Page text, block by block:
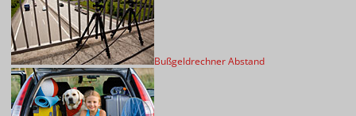
Bußgeldrechner Abstand